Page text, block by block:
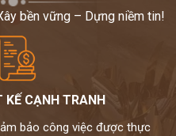
bền vững – Dựng niềm tin!
KẾ CẠNH TRANH
bảo công việc được thực